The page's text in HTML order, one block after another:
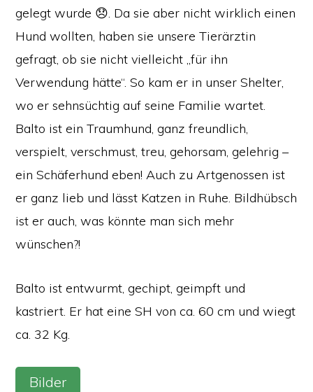
gelegt wurde 😞. Da sie aber nicht wirklich einen
Hund wollten, haben sie unsere Tierärztin
gefragt, ob sie nicht vielleicht „für ihn
Verwendung hätte“. So kam er in unser Shelter,
wo er sehnsüchtig auf seine Familie wartet.
Balto ist ein Traumhund, ganz freundlich,
verspielt, verschmust, treu, gehorsam, gelehrig –
ein Schäferhund eben! Auch zu Artgenossen ist
er ganz lieb und lässt Katzen in Ruhe. Bildhübsch
ist er auch, was könnte man sich mehr
wünschen?!
Balto ist entwurmt, gechipt, geimpft und
kastriert. Er hat eine SH von ca. 60 cm und wiegt
ca. 32 Kg.
Bilder